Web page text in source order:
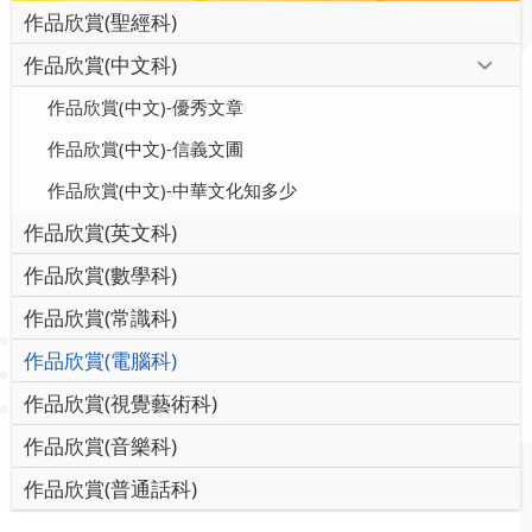
作品欣賞(聖經科)
作品欣賞(中文科)
作品欣賞(中文)-優秀文章
作品欣賞(中文)-信義文圃
作品欣賞(中文)-中華文化知多少
作品欣賞(英文科)
作品欣賞(數學科)
作品欣賞(常識科)
作品欣賞(電腦科)
作品欣賞(視覺藝術科)
作品欣賞(音樂科)
作品欣賞(普通話科)